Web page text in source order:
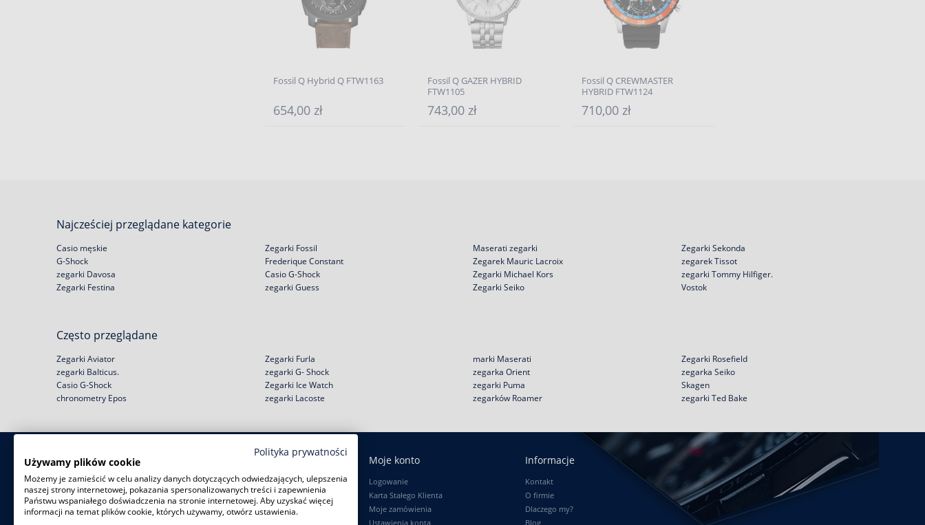
Fossil Q Hybrid Q FTW1163
654,00 zł
Fossil Q GAZER HYBRID
FTW1105
743,00 zł
Fossil Q CREWMASTER
HYBRID FTW1124
710,00 zł
Najcześciej przeglądane kategorie
Casio męskie
G-Shock
zegarki Davosa
Zegarki Festina
Zegarki Fossil
Frederique Constant
Casio G-Shock
zegarki Guess
Maserati zegarki
Zegarek Mauric Lacroix
Zegarki Michael Kors
Zegarki Seiko
Zegarki Sekonda
zegarek Tissot
zegarki Tommy Hilfiger.
Vostok
Często przeglądane
Zegarki Aviator
zegarki Balticus.
Casio G-Shock
chronometry Epos
Zegarki Furla
zegarki G- Shock
Zegarki Ice Watch
zegarki Lacoste
marki Maserati
zegarka Orient
zegarki Puma
zegarków Roamer
Zegarki Rosefield
zegarka Seiko
Skagen
zegarki Ted Bake
Zakupy
Zwroty i wymiany
Negocjacja ceny
Rabat na start!
Reklamacje
Regulamin
Jak kupić na raty?
Moje konto
Logowanie
Karta Stałego Klienta
Moje zamówienia
Ustawienia konta
Informacje
Kontakt
O firmie
Dlaczego my?
Blog
Polityka prywatności
Używamy plików cookie
Możemy je zamieścić w celu analizy danych dotyczących odwiedzających, ulepszenia
naszej strony internetowej, pokazania spersonalizowanych treści i zapewnienia
Państwu wspaniałego doświadczenia na stronie internetowej. Aby uzyskać więcej
informacji na temat plików cookie, których używamy, otwórz ustawienia.